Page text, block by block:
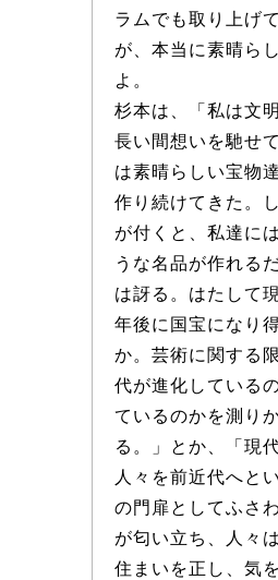
ラムでも取り上げ
が、本当に素晴ら
よ。
杉本は、「私は文
長い間想いを馳せ
は素晴らしい宝物
作り続けてきた。
が付くと、私達に
うな名品が作れる
は訝る。はたして
年後に国宝になり
か。芸術に関する
代が進化している
ているのかを測り
る。」とか、「現
人々を前近代へと
の門扉としてふさ
が匂い立ち、人々
住まいを正し、気